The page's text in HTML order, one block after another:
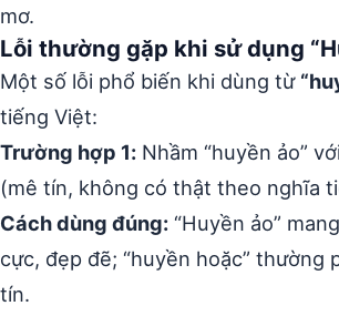
mơ.
Lỗi thường gặp khi sử dụng
Một số lỗi phổ biến khi dùng từ
tiếng Việt:
Trường hợp 1: Nhầm “huyền ảo”
(mê tín, không có thật theo nghĩa
Cách dùng đúng: “Huyền ảo”
cực, đẹp đẽ; “huyền hoặc” thường
tín.